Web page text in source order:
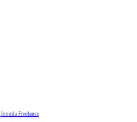
Joomla Freelance